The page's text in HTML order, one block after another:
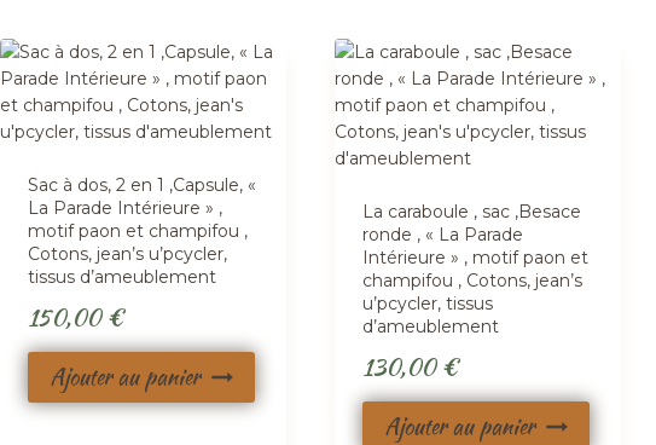
plus
récent
au
Sac à dos, 2 en 1 ,Capsule, «
La Parade Intérieure » ,
motif paon et champifou ,
Cotons, jean’s u’pcycler,
tissus d’ameublement
150,00€
Ajouter au panier
La caraboule , sac ,Besace
ronde , « La Parade
Intérieure » , motif paon et
champifou , Cotons, jean’s
u’pcycler, tissus
d’ameublement
130,00€
Ajouter au panier